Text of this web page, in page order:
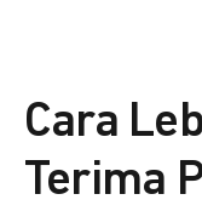
Cara
Terima